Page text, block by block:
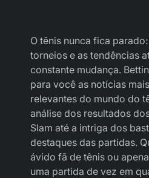
O tênis nunca fica
torneios e as tendências
constante mudança.
para você as notícias
relevantes do mundo do
análise dos resultados
Slam até a intriga dos
destaques das partidas.
ávido fã de tênis ou
uma partida de vez em